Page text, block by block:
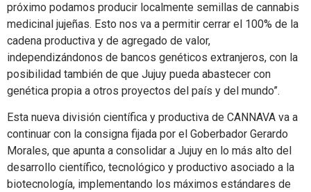
próximo podamos producir localmente semillas de cannabis
medicinal jujeñas. Esto nos va a permitir cerrar el 100% de la
cadena productiva y de agregado de valor,
independizándonos de bancos genéticos extranjeros, con la
posibilidad también de que Jujuy pueda abastecer con
genética propia a otros proyectos del país y del mundo”.
Esta nueva división científica y productiva de CANNAVA va a
continuar con la consigna fijada por el Goberbador Gerardo
Morales, que apunta a consolidar a Jujuy en lo más alto del
desarrollo científico, tecnológico y productivo asociado a la
biotecnología, implementando los máximos estándares de